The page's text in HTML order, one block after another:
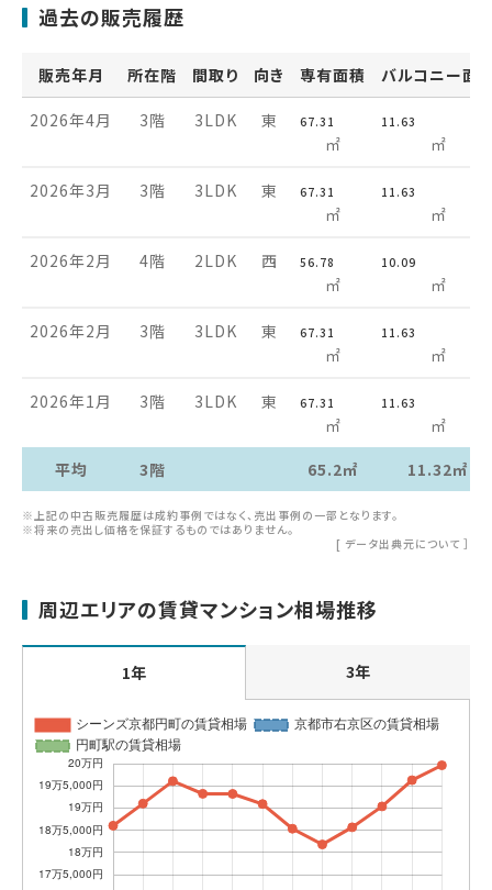
過去の販売履歴
販売年月 所在階 間取り 向き 専有面積 バルコニー面
2026年4月 3階 3LDK 東 67.31
㎡
11.63
㎡
2026年3月 3階 3LDK 東 67.31
㎡
11.63
㎡
2026年2月 4階 2LDK 西 56.78
㎡
10.09
㎡
2026年2月 3階 3LDK 東 67.31
㎡
11.63
㎡
2026年1月 3階 3LDK 東 67.31
㎡
11.63
㎡
平均
3階 65.2㎡ 11.32㎡
※上記の中古販売履歴は成約事例ではなく、売出事例の一部となります。
※将来の売出し価格を保証するものではありません。
[ データ出典元について ］
周辺エリアの賃貸マンション相場推移
1年 3年